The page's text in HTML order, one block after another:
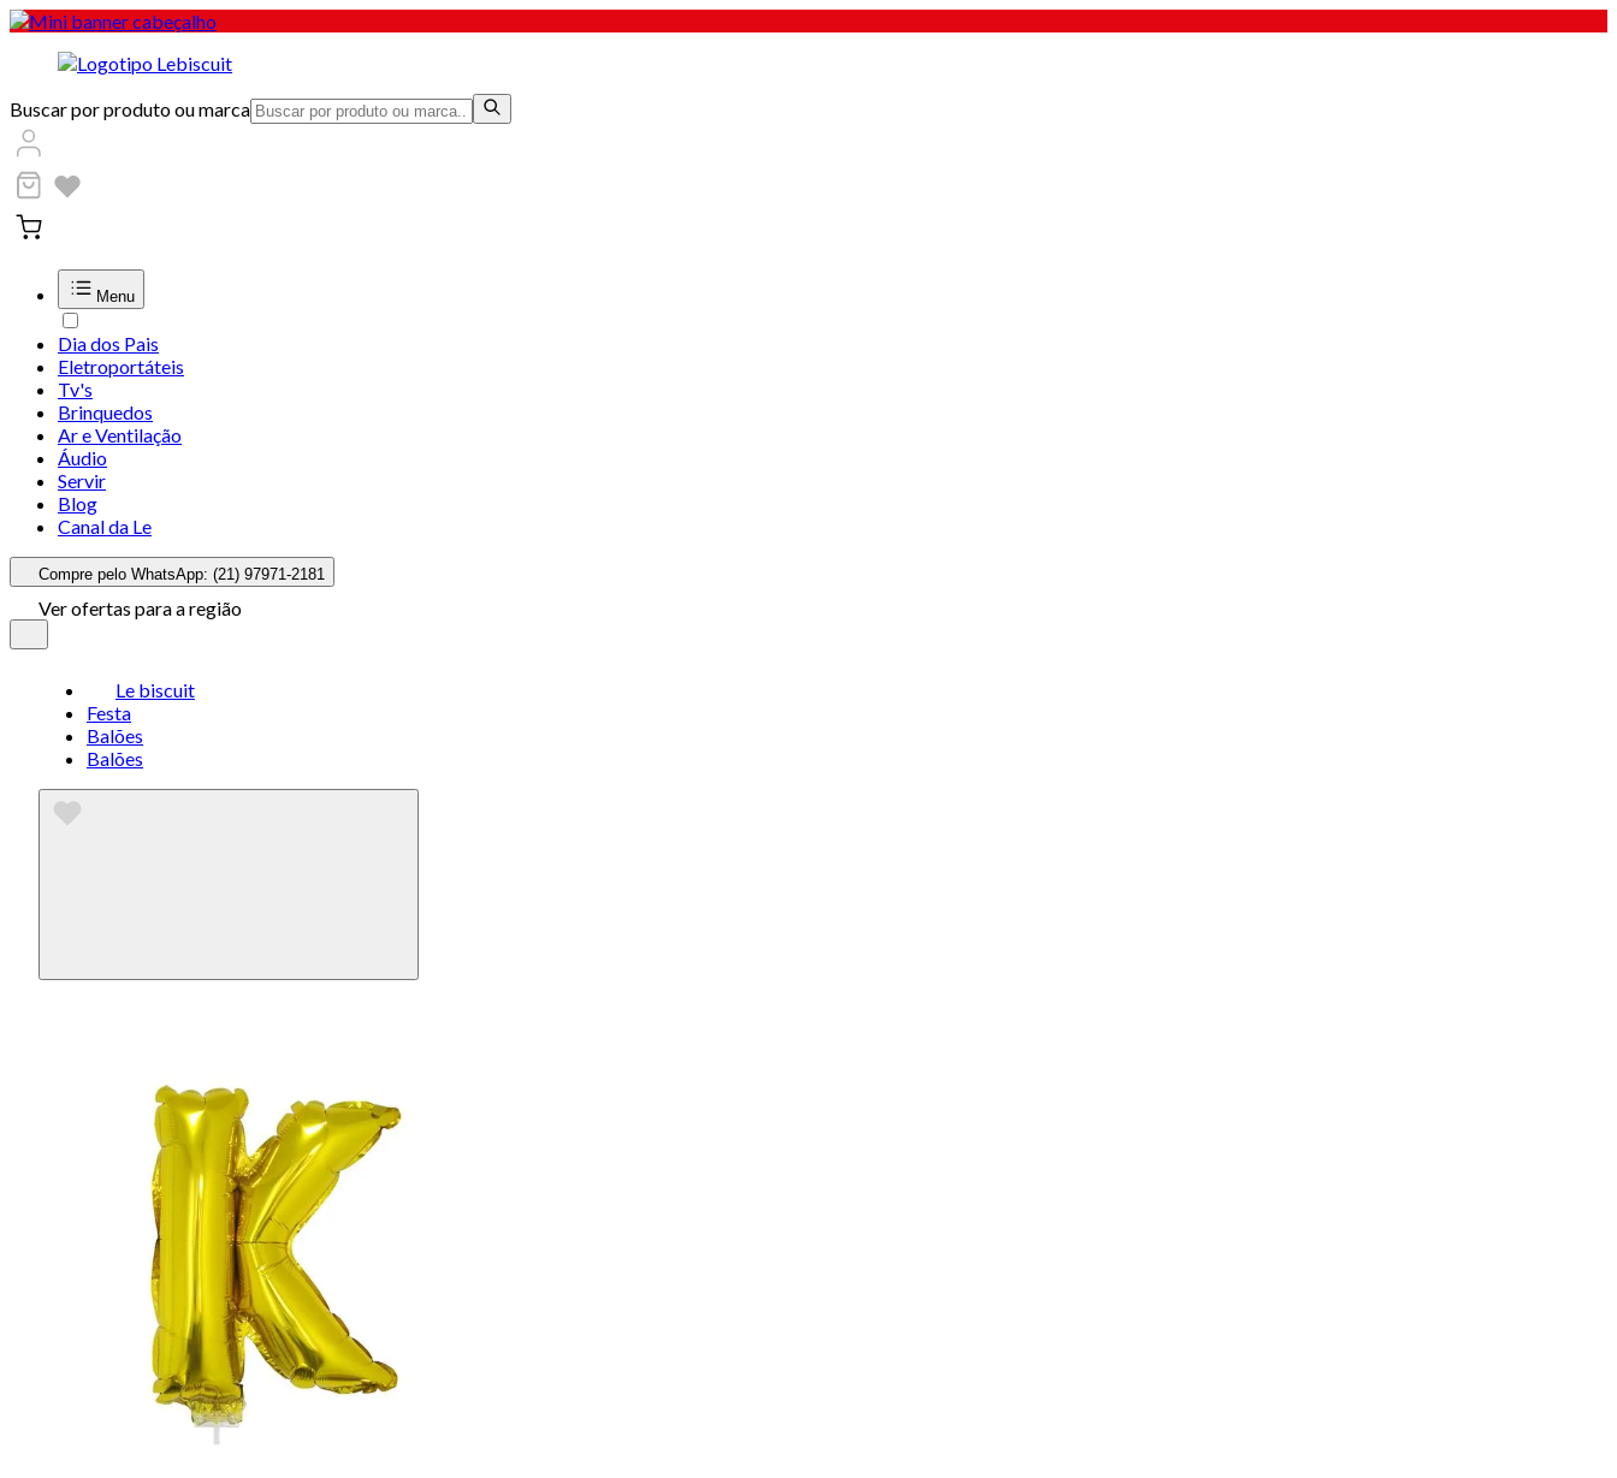
Buscar por produto ou marca
Menu
Dia dos Pais
Eletroportáteis
Tv's
Brinquedos
Ar e Ventilação
Áudio
Servir
Blog
Canal da Le
Compre pelo WhatsApp: (21) 97971-2181
Ver ofertas para a região
Le biscuit
Festa
Balões
Balões